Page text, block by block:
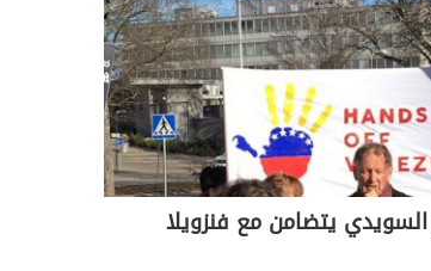
السويدي يتضامن مع فنزويلا